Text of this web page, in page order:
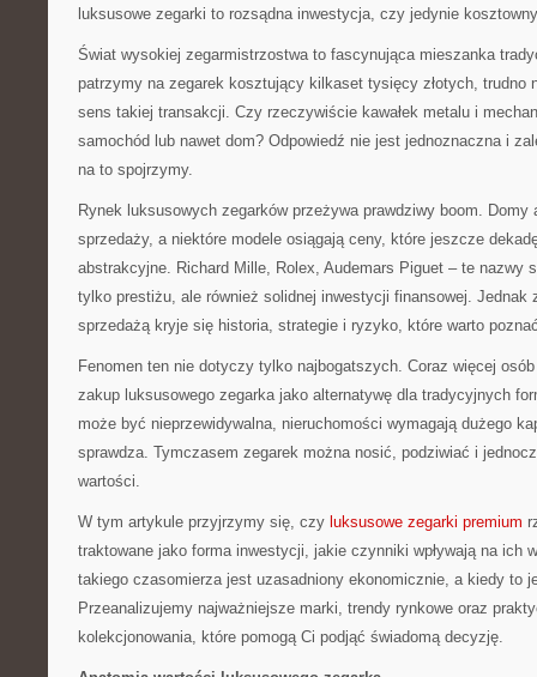
luksusowe zegarki to rozsądna inwestycja, czy jedynie
Świat wysokiej zegarmistrzostwa to fascynująca mieszanka
patrzymy na zegarek kosztujący kilkaset tysięcy złotych, trudno
sens takiej transakcji. Czy rzeczywiście kawałek metalu i
samochód lub nawet dom? Odpowiedź nie jest jednoznaczna i
na to spojrzymy.
Rynek luksusowych zegarków przeżywa prawdziwy boom. Domy
sprzedaży, a niektóre modele osiągają ceny, które jeszcze
abstrakcyjne. Richard Mille, Rolex, Audemars Piguet – te nazwy
tylko prestiżu, ale również solidnej inwestycji finansowej. Jednak
sprzedażą kryje się historia, strategie i ryzyko, które warto
Fenomen ten nie dotyczy tylko najbogatszych. Coraz więcej
zakup luksusowego zegarka jako alternatywę dla tradycyjnych
może być nieprzewidywalna, nieruchomości wymagają dużego
sprawdza. Tymczasem zegarek można nosić, podziwiać i
wartości.
W tym artykule przyjrzymy się, czy luksusowe zegarki premium
traktowane jako forma inwestycji, jakie czynniki wpływają na ich
takiego czasomierza jest uzasadniony ekonomicznie, a kiedy to
Przeanalizujemy najważniejsze marki, trendy rynkowe oraz
kolekcjonowania, które pomogą Ci podjąć świadomą decyzję.